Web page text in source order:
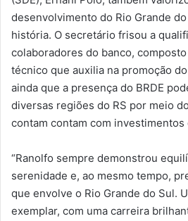
desenvolvimento do Rio Grande
história. O secretário frisou a
colaboradores do banco,
técnico que auxilia na promoção
ainda que a presença do BRDE
diversas regiões do RS por meio
contam contam com investimentos
“Ranolfo sempre demonstrou
serenidade e, ao mesmo tempo,
que envolve o Rio Grande do Sul.
exemplar, com uma carreira